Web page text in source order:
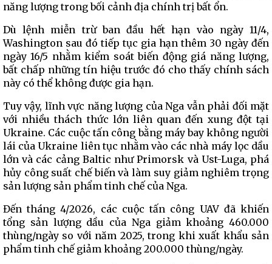
năng lượng trong bối cảnh địa chính trị bất ổn.
Dù lệnh miễn trừ ban đầu hết hạn vào ngày 11/4,
Washington sau đó tiếp tục gia hạn thêm 30 ngày đến
ngày 16/5 nhằm kiểm soát biến động giá năng lượng,
bất chấp những tín hiệu trước đó cho thấy chính sách
này có thể không được gia hạn.
Tuy vậy, lĩnh vực năng lượng của Nga vẫn phải đối mặt
với nhiều thách thức lớn liên quan đến xung đột tại
Ukraine. Các cuộc tấn công bằng máy bay không người
lái của Ukraine liên tục nhằm vào các nhà máy lọc dầu
lớn và các cảng Baltic như Primorsk và Ust-Luga, phá
hủy công suất chế biến và làm suy giảm nghiêm trọng
sản lượng sản phẩm tinh chế của Nga.
Đến tháng 4/2026, các cuộc tấn công UAV đã khiến
tổng sản lượng dầu của Nga giảm khoảng 460.000
thùng/ngày so với năm 2025, trong khi xuất khẩu sản
phẩm tinh chế giảm khoảng 200.000 thùng/ngày.